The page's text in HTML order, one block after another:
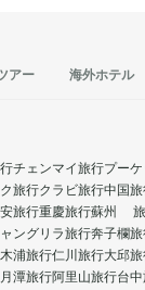
アー 海外ホテル
チェンマイ旅行プー
旅行クラビ旅行中国
旅行重慶旅行蘇州
ングリラ旅行奔子欄
木浦旅行仁川旅行大邱
潭旅行阿里山旅行台